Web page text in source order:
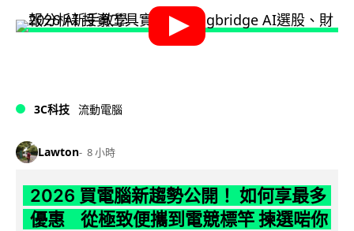
3C科技 流動電腦
Lawton 8 小時
2026 買電腦新趨勢公開！ 如何享最多
優惠 從極致便攜到電競標竿 揀選啱你